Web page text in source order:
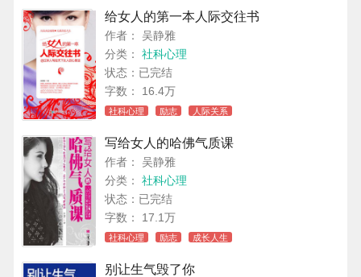
给女人的第一本人际交往书
作者： 吴静雅
分类： 社科心理
状态：已完结
字数： 16.4万
社科心理 励志 人际关系
写给女人的哈佛气质课
作者： 吴静雅
分类： 社科心理
状态：已完结
字数： 17.1万
社科心理 励志 成长人生
别让生气毁了你